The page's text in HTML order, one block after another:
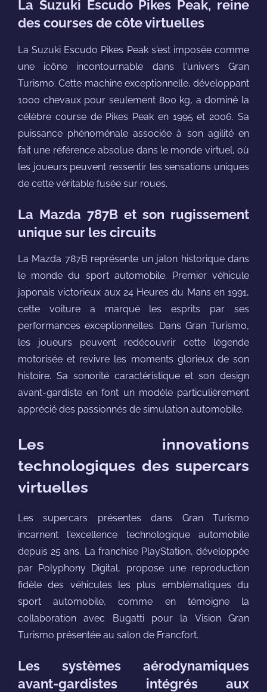
La Suzuki Escudo Pikes Peak, reine
des courses de côte virtuelles
La Suzuki Escudo Pikes Peak s'est imposée comme
une icône incontournable dans l'univers Gran
Turismo. Cette machine exceptionnelle, développant
1000 chevaux pour seulement 800 kg, a dominé la
célèbre course de Pikes Peak en 1995 et 2006. Sa
puissance phénoménale associée à son agilité en
fait une référence absolue dans le monde virtuel, où
les joueurs peuvent ressentir les sensations uniques
de cette véritable fusée sur roues.
La Mazda 787B et son rugissement
unique sur les circuits
La Mazda 787B représente un jalon historique dans
le monde du sport automobile. Premier véhicule
japonais victorieux aux 24 Heures du Mans en 1991,
cette voiture a marqué les esprits par ses
performances exceptionnelles. Dans Gran Turismo,
les joueurs peuvent redécouvrir cette légende
motorisée et revivre les moments glorieux de son
histoire. Sa sonorité caractéristique et son design
avant-gardiste en font un modèle particulièrement
apprécié des passionnés de simulation automobile.
Les innovations
technologiques des supercars
virtuelles
Les supercars présentes dans Gran Turismo
incarnent l'excellence technologique automobile
depuis 25 ans. La franchise PlayStation, développée
par Polyphony Digital, propose une reproduction
fidèle des véhicules les plus emblématiques du
sport automobile, comme en témoigne la
collaboration avec Bugatti pour la Vision Gran
Turismo présentée au salon de Francfort.
Les systèmes aérodynamiques
avant-gardistes intégrés aux